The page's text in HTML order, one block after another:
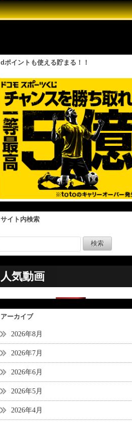
dポイントも使える貯まる！！
サイト内検索
人気動画
アーカイブ
2026年8月
2026年7月
2026年6月
2026年5月
2026年4月